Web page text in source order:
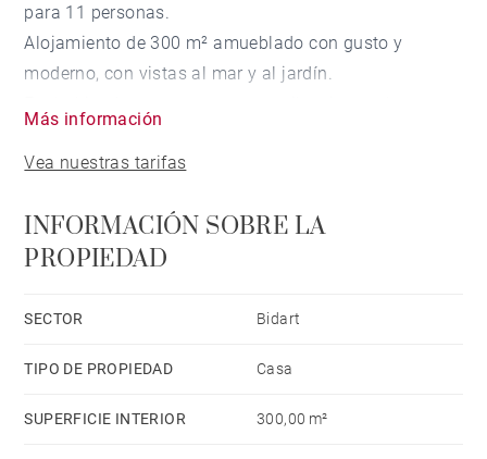
para 11 personas.
Alojamiento de 300 m² amueblado con gusto y
moderno, con vistas al mar y al jardín.
plancha, acceso internet (wifi), secador, balcón,
alojamiento, piscina climatizada privada, parking aire
libre (4 plazas) en mismo edificio, 1 Televisor.
microondas, horno, congelador, lavadora, secadora,
cafetera, tostadora y hervidor de agua.
Más información
Vea nuestras tarifas
INFORMACIÓN SOBRE LA
PROPIEDAD
SECTOR Bidart
TIPO DE PROPIEDAD Casa
SUPERFICIE INTERIOR 300,00 m²